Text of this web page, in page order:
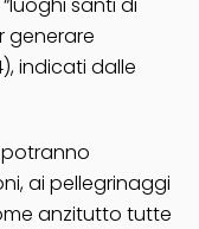
generare
indicati dalle
ai pellegrinaggi
anzitutto tutte